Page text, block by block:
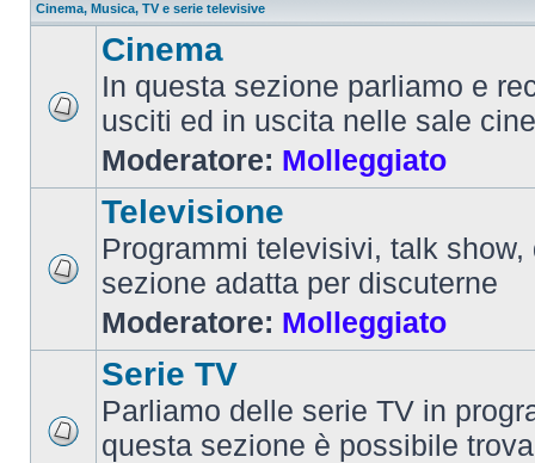
Cinema, Musica, TV e serie televisive
Cinema
In questa sezione parliamo e
usciti ed in uscita nelle sale
Moderatore: Molleggiato
Televisione
Programmi televisivi, talk show,
sezione adatta per discuterne
Moderatore: Molleggiato
Serie TV
Parliamo delle serie TV in
questa sezione è possibile